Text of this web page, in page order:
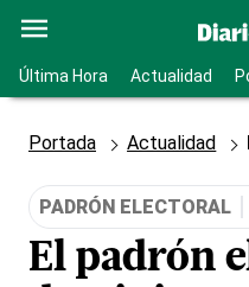
Última Hora Actualidad
Portada Actualidad
PADRÓN ELECTORAL
El padrón